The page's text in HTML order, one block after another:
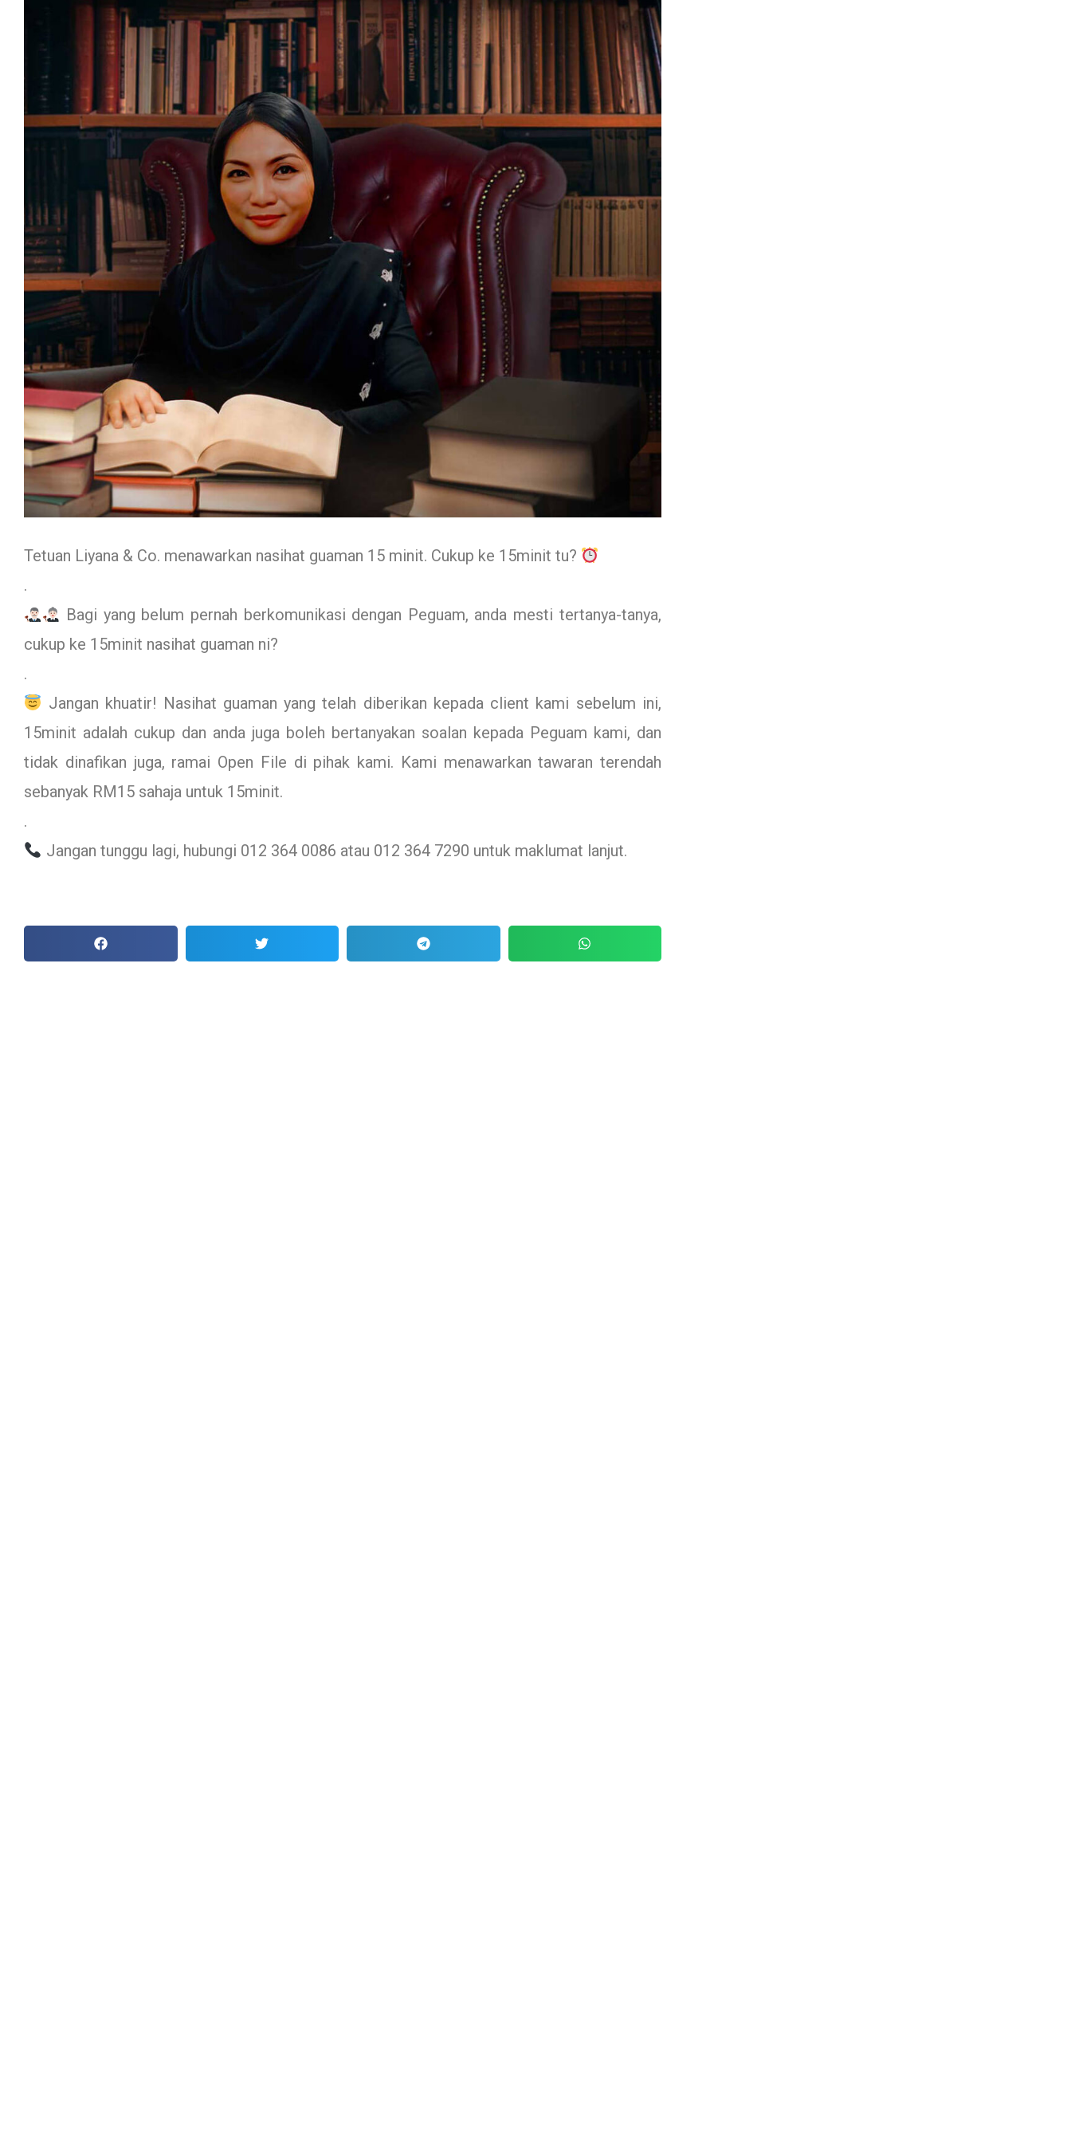
Tetuan Liyana & Co. menawarkan nasihat guaman 15 minit. Cukup ke 15minit tu?
.
Bagi yang belum pernah berkomunikasi dengan Peguam, anda mesti tertanya-tanya,
cukup ke 15minit nasihat guaman ni?
.
Jangan khuatir! Nasihat guaman yang telah diberikan kepada client kami sebelum ini,
15minit adalah cukup dan anda juga boleh bertanyakan soalan kepada Peguam kami, dan
tidak dinafikan juga, ramai Open File di pihak kami. Kami menawarkan tawaran terendah
sebanyak RM15 sahaja untuk 15minit.
.
Jangan tunggu lagi, hubungi 012 364 0086 atau 012 364 7290 untuk maklumat lanjut.